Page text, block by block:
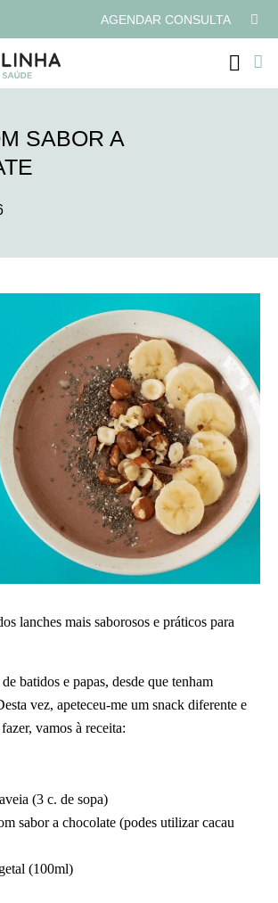
AGENDAR CONSULTA
SABOR A
lanches mais saborosos e práticos para
batidos e papas, desde que tenham
vez, apeteceu-me um snack diferente e
vamos à receita:
(3 c. de sopa)
sabor a chocolate (podes utilizar cacau
(100ml)